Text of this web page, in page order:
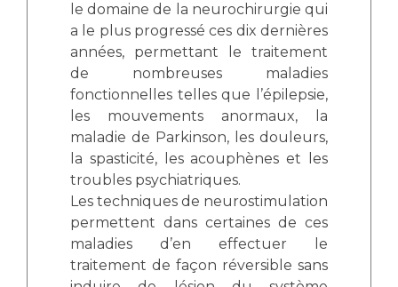
le domaine de la neurochirurgie qui
a le plus progressé ces dix dernières
années, permettant le traitement
de nombreuses maladies
fonctionnelles telles que l’épilepsie,
les mouvements anormaux, la
maladie de Parkinson, les douleurs,
la spasticité, les acouphènes et les
troubles psychiatriques.
Les techniques de neurostimulation
permettent dans certaines de ces
maladies d’en effectuer le
traitement de façon réversible sans